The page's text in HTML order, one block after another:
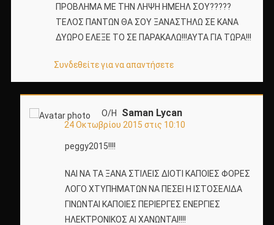
ΠΡΟΒΛΗΜΑ ΜΕ ΤΗΝ ΛΗΨΗ ΗΜΕΗΛ ΣΟΥ?????
ΤΕΛΟΣ ΠΑΝΤΩΝ ΘΑ ΣΟΥ ΞΑΝΑΣΤΗΛΩ ΣΕ ΚΑΝΑ
ΔΥΩΡΟ ΕΛΕΞΕ ΤΟ ΣΕ ΠΑΡΑΚΑΛΩ!!!ΑΥΤΑ ΓΙΑ ΤΩΡΑ!!!
Συνδεθείτε για να απαντήσετε
Ο/Η Saman Lycan
24 Οκτωβρίου 2015 στις 10:10
peggy2015!!!!
ΝΑΙ ΝΑ ΤΑ ΞΑΝΑ ΣΤΙΛΕΙΣ ΔΙΟΤΙ ΚΑΠΟΙΕΣ ΦΟΡΕΣ
ΛΟΓΟ ΧΤΥΠΗΜΑΤΩΝ ΝΑ ΠΕΣΕΙ Η ΙΣΤΟΣΕΛΙΔΑ
ΓΙΝΩΝΤΑΙ ΚΑΠΟΙΕΣ ΠΕΡΙΕΡΓΕΣ ΕΝΕΡΓΙΕΣ
ΗΛΕΚΤΡΟΝΙΚΟΣ ΑΙ ΧΑΝΩΝΤΑΙ!!!!